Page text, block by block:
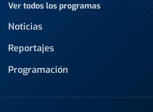
Ver todos los programas
Noticias
Reportajes
Programación